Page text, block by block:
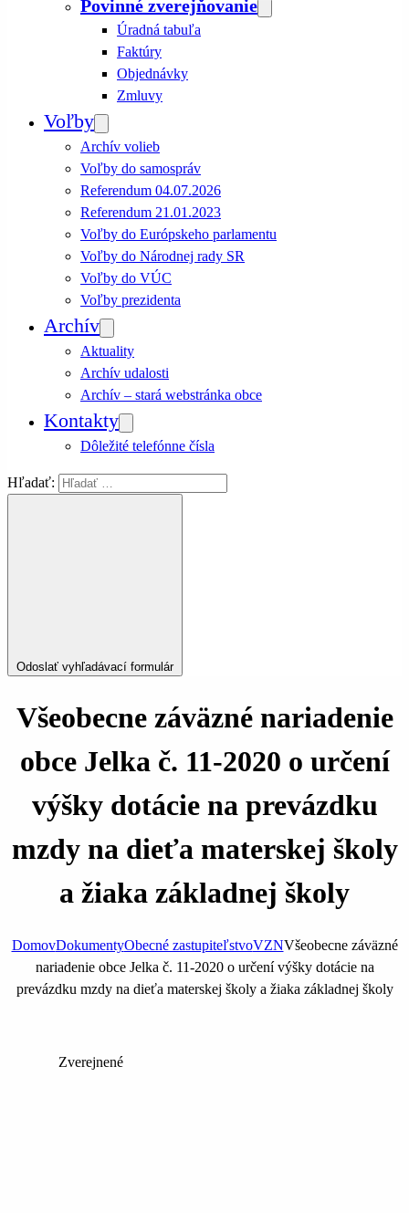
Povinné zverejňovanie
Úradná tabuľa
Faktúry
Objednávky
Zmluvy
Voľby
Archív volieb
Voľby do samospráv
Referendum 04.07.2026
Referendum 21.01.2023
Voľby do Európskeho parlamentu
Voľby do Národnej rady SR
Voľby do VÚC
Voľby prezidenta
Archív
Aktuality
Archív udalosti
Archív – stará webstránka obce
Kontakty
Dôležité telefónne čísla
Hľadať:
Odoslať vyhľadávací formulár
Všeobecne záväzné nariadenie
obce Jelka č. 11-2020 o určení
výšky dotácie na prevázdku
mzdy na dieťa materskej školy
a žiaka základnej školy
DomovDokumentyObecné zastupiteľstvoVZNVšeobecne záväzné
nariadenie obce Jelka č. 11-2020 o určení výšky dotácie na
prevázdku mzdy na dieťa materskej školy a žiaka základnej školy
Zverejnené